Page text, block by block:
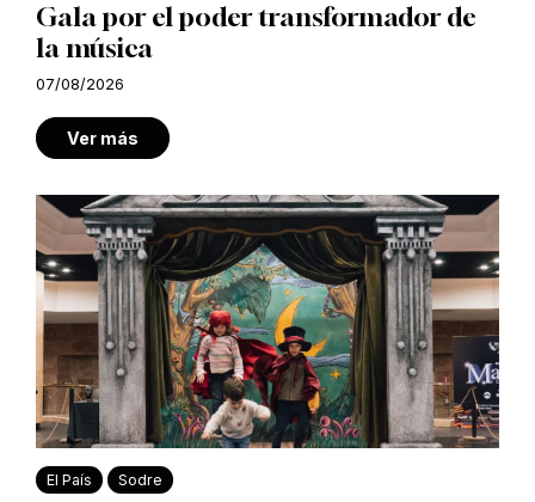
Gala por el poder transformador de
la música
07/08/2026
Ver más
El País Sodre